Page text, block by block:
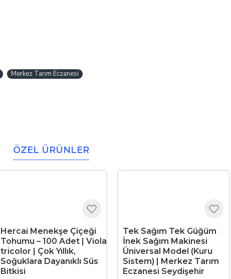
Merkez Tarım Eczanesi
ÖZEL ÜRÜNLER
Hercai Menekşe Çiçeği
Tohumu – 100 Adet | Viola
tricolor | Çok Yıllık,
Soğuklara Dayanıklı Süs
Bitkisi
Tek Sağım Tek Güğüm
İnek Sağım Makinesi
Üniversal Model (Kuru
Sistem) | Merkez Tarım
Eczanesi Seydişehir